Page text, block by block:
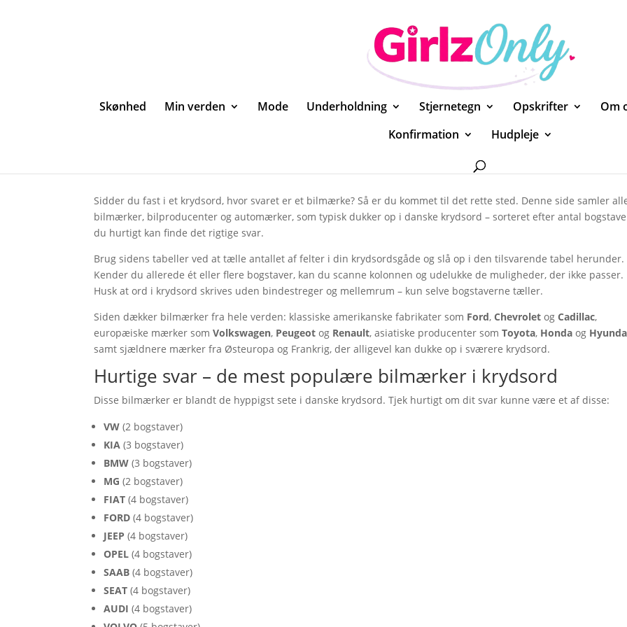
Skønhed Min verden Mode Underholdning Stjernetegn Opskrifter
Om
Konfirmation
Hudpleje
Sidder du fast i et krydsord, hvor svaret er et bilmærke? Så er du kommet til det rette sted. Denne side samler
bilmærker, bilproducenter og automærker, som typisk dukker op i danske krydsord – sorteret efter antal
du hurtigt kan finde det rigtige svar.
Brug sidens tabeller ved at tælle antallet af felter i din krydsordsgåde og slå op i den tilsvarende tabel herunder.
Kender du allerede ét eller flere bogstaver, kan du scanne kolonnen og udelukke de muligheder, der ikke passer.
Husk at ord i krydsord skrives uden bindestreger og mellemrum – kun selve bogstaverne tæller.
Siden dækker bilmærker fra hele verden: klassiske amerikanske fabrikater som Ford,Chevrolet ogCadillac,
europæiske mærker somVolkswagen, Peugeot og Renault, asiatiske producenter somToyota, Honda og
samt sjældnere mærker fra Østeuropa og Frankrig, der alligevel kan dukke op i sværere krydsord.
Hurtige svar – de mest populære bilmærker i krydsord
Disse bilmærker er blandt de hyppigst sete i danske krydsord. Tjek hurtigt om dit svar kunne være et af disse:
VW (2 bogstaver)
KIA (3 bogstaver)
BMW (3 bogstaver)
MG (2 bogstaver)
FIAT (4 bogstaver)
FORD (4 bogstaver)
JEEP (4 bogstaver)
OPEL (4 bogstaver)
SAAB (4 bogstaver)
SEAT (4 bogstaver)
AUDI (4 bogstaver)